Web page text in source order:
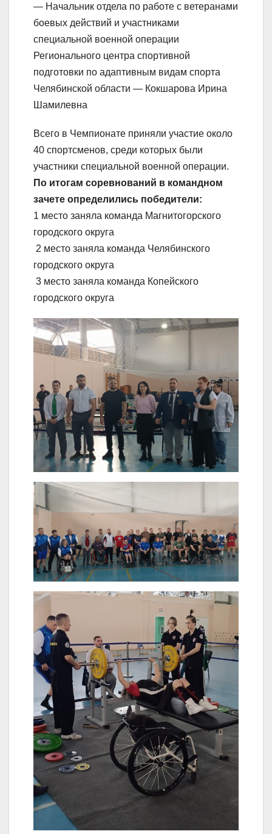
— Начальник отдела по работе с ветеранами
боевых действий и участниками
специальной военной операции
Регионального центра спортивной
подготовки по адаптивным видам спорта
Челябинской области — Кокшарова Ирина
Шамилевна
Всего в Чемпионате приняли участие около
40 спортсменов, среди которых были
участники специальной военной операции.
По итогам соревнований в командном
зачете определились победители:
1 место заняла команда Магнитогорского
городского округа
2 место заняла команда Челябинского
городского округа
3 место заняла команда Копейского
городского округа